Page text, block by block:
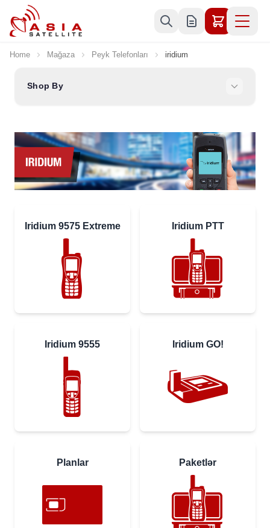
Skip to Content
Home Mağaza Peyk Telefonları iridium
Shop By
Iridium 9575 Extreme Iridium PTT
Iridium 9555 Iridium GO!
Planlar Paketlər